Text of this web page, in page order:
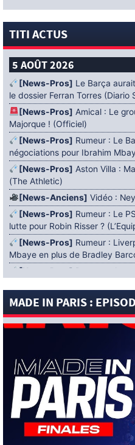
TITI ACTUS
5 AOÛT 2026
[News-Pros] Le Barça
le dossier Ferran Torres (Diario
[News-Pros] Amical : Le
Majorque ! (Officiel)
[News-Pros] Rumeur : Le
négociations pour Ibrahim
[News-Pros] Aston Villa :
(The Athletic)
[News-Anciens] Vidéo :
[News-Pros] Rumeur : Le
lutte pour Robin Risser ?
[News-Pros] Rumeur :
Mbaye en plus de Bradley
[News-Pros]
Rumeur :
[News-Pros]Rumeur : Le
4 AOÛT 2026
Mercato
(Officiel)
[News-Anciens]
(Foot Mercato)
[News-Formation]Nsoki va
(L’Equipe)
[News-Pros]Rumeur :
MADE IN PARIS :